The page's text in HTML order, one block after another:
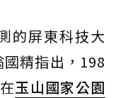
的屏東科技大
精指出，198
玉山國家公園